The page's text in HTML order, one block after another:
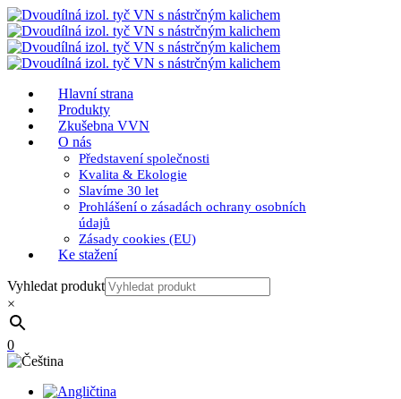
Hlavní strana
Produkty
Zkušebna VVN
O nás
Představení společnosti
Kvalita & Ekologie
Slavíme 30 let
Prohlášení o zásadách ochrany osobních
údajů
Zásady cookies (EU)
Ke stažení
Vyhledat produkt
×
0